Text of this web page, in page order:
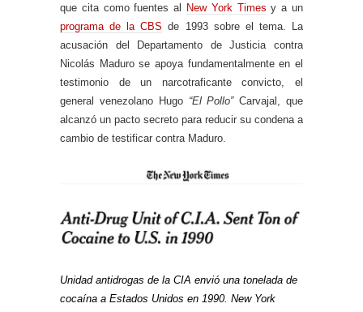
que cita como fuentes al New York Times y a un
programa de la CBS de 1993 sobre el tema. La
acusación del Departamento de Justicia contra
Nicolás Maduro se apoya fundamentalmente en el
testimonio de un narcotraficante convicto, el
general venezolano Hugo “El Pollo”Carvajal, que
alcanzó un pacto secreto para reducir su condena a
cambio de testificar contra Maduro.
Unidad antidrogas de la CIA envió una tonelada de
cocaína a Estados Unidos en 1990. New York